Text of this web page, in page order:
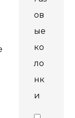
ов
ые
ко
ло
нк
и